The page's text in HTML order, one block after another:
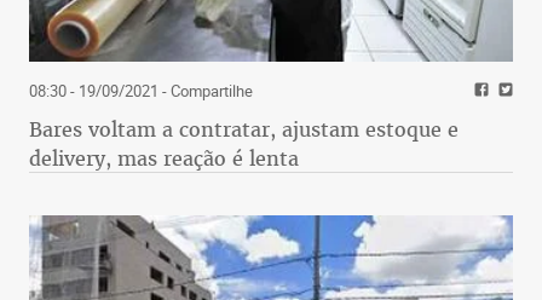
08:30 - 19/09/2021 - Compartilhe
Bares voltam a contratar, ajustam estoque e
delivery, mas reação é lenta